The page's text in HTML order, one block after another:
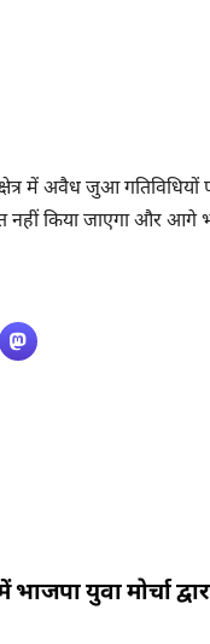
क्षेत्र में अवैध जुआ
नहीं किया जाएगा और आगे
युवा मोर्चा